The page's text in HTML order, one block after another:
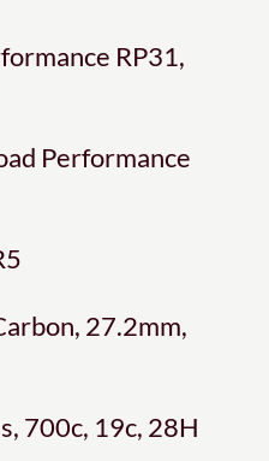
RP31,
Performance
27.2mm,
700c, 19c, 28H